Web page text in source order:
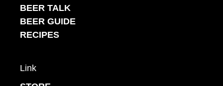
BEER TALK
BEER GUIDE
RECIPES
Link